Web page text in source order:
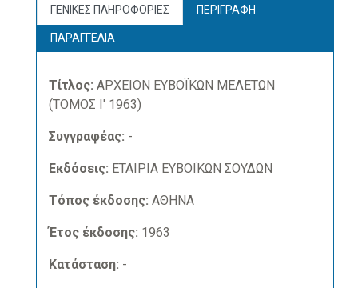
ΓΕΝΙΚΕΣ ΠΛΗΡΟΦΟΡΙΕΣ ΠΕΡΙΓΡΑΦΗ
ΠΑΡΑΓΓΕΛΙΑ
Τίτλος: ΑΡΧΕΙΟΝ ΕΥΒΟΪΚΩΝ ΜΕΛΕΤΩΝ
(ΤΟΜΟΣ Ι' 1963)
Συγγραφέας: -
Εκδόσεις: ΕΤΑΙΡΙΑ ΕΥΒΟΪΚΩΝ ΣΟΥΔΩΝ
Τόπος έκδοσης: ΑΘΗΝΑ
Έτος έκδοσης: 1963
Κατάσταση: -